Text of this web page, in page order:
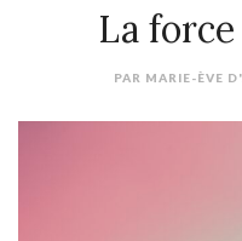
La
PAR MARIE-ÈVE